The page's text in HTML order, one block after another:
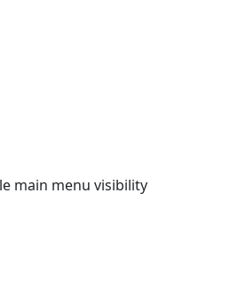
main menu visibility